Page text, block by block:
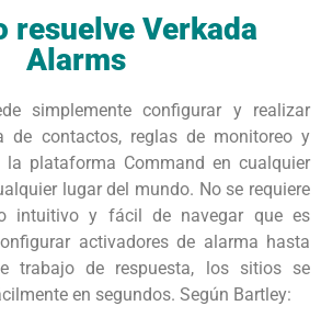
resuelve Verkada
Alarms
simplemente configurar y realizar
de contactos, reglas de monitoreo y
plataforma Command en cualquier
lugar del mundo. No se requiere
intuitivo y fácil de navegar que es
activadores de alarma hasta
trabajo de respuesta, los sitios se
en segundos. Según Bartley: